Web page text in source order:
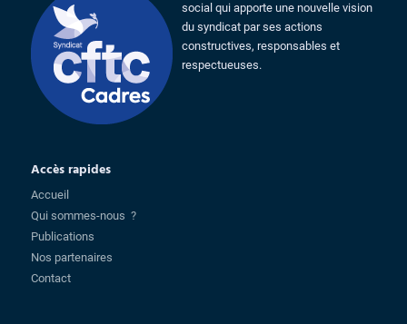
social qui apporte une nouvelle vision
du syndicat par ses actions
constructives, responsables et
respectueuses.
Accès rapides
Accueil
Qui sommes-nous ?
Publications
Nos partenaires
Contact